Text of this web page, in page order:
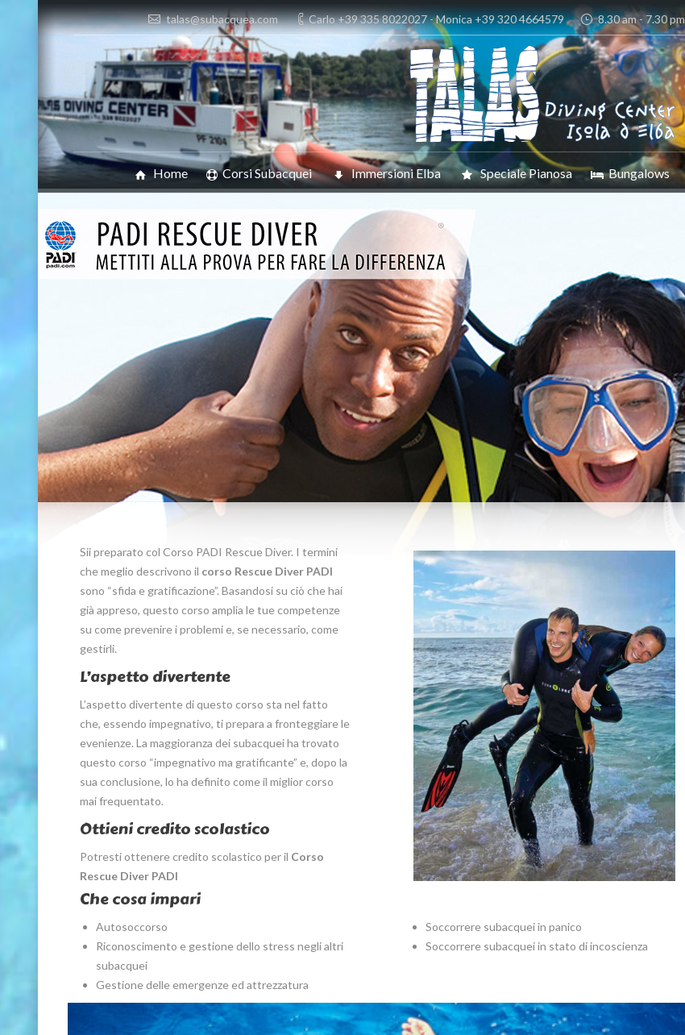
talas@subacquea.com Carlo +39 335 8022027 - Monica +39 320 4664579 8.30 am - 7.30 pm
Home Corsi Subacquei Immersioni Elba Speciale Pianosa Bungalows
Sii preparato col Corso PADI Rescue Diver. I termini
che meglio descrivono il corso Rescue Diver PADI
sono “sfida e gratificazione”. Basandosi su ciò che hai
già appreso, questo corso amplia le tue competenze
su come prevenire i problemi e, se necessario, come
gestirli.
L’aspetto divertente
L’aspetto divertente di questo corso sta nel fatto
che, essendo impegnativo, ti prepara a fronteggiare le
evenienze. La maggioranza dei subacquei ha trovato
questo corso “impegnativo ma gratificante” e, dopo la
sua conclusione, lo ha definito come il miglior corso
mai frequentato.
Ottieni credito scolastico
Potresti ottenere credito scolastico per il Corso
Rescue Diver PADI
Che cosa impari
Autosoccorso
Riconoscimento e gestione dello stress negli altri
subacquei
Gestione delle emergenze ed attrezzatura
Soccorrere subacquei in panico
Soccorrere subacquei in stato di incoscienza